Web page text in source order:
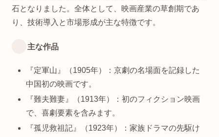
石となりました。全体として、映画産業の草創期であ
り、技術導入と市場形成が主な特徴です。
主な作品
『定軍山』（1905年）：京劇の名場面を記録した
中国初の映画です。
『難夫難妻』（1913年）：初のフィクション映画
で、喜劇要素を含みます。
『孤児救祖記』（1923年）：家族ドラマの先駆け